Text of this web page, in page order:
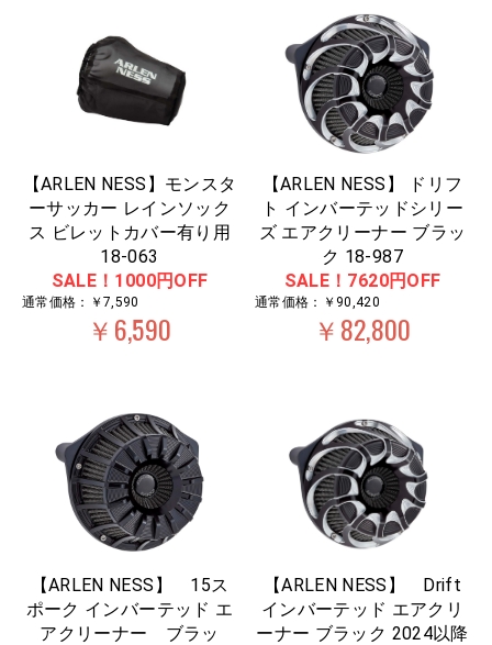
【ARLEN NESS】モンスタ
ーサッカー レインソック
ス ビレットカバー有り用
18-063
SALE！1000円OFF
通常価格：￥7,590
￥6,590
【ARLEN NESS】 ドリフ
ト インバーテッドシリー
ズ エアクリーナー ブラッ
ク 18-987
SALE！7620円OFF
通常価格：￥90,420
￥82,800
【ARLEN NESS】 15ス
ポーク インバーテッド エ
アクリーナー ブラッ
【ARLEN NESS】 Drift
インバーテッド エアクリ
ーナー ブラック 2024以降